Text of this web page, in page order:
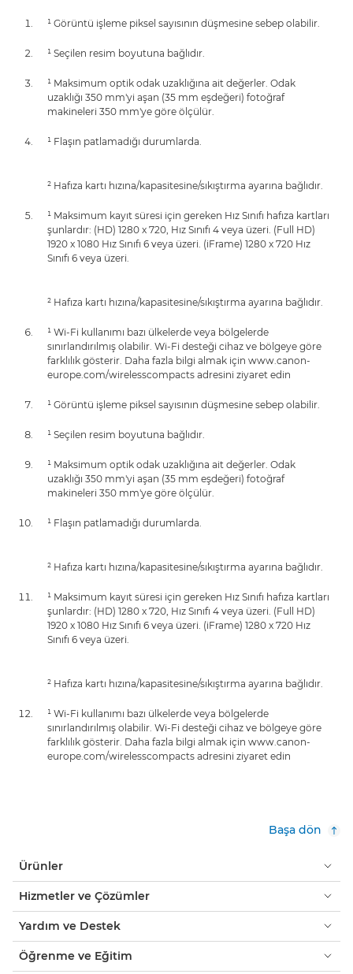
¹ Görüntü işleme piksel sayısının düşmesine sebep olabilir.
¹ Seçilen resim boyutuna bağlıdır.
¹ Maksimum optik odak uzaklığına ait değerler. Odak
uzaklığı 350 mm'yi aşan (35 mm eşdeğeri) fotoğraf
makineleri 350 mm'ye göre ölçülür.
¹ Flaşın patlamadığı durumlarda.
² Hafıza kartı hızına/kapasitesine/sıkıştırma ayarına bağlıdır.
¹ Maksimum kayıt süresi için gereken Hız Sınıfı hafıza kartları
şunlardır: (HD) 1280 x 720, Hız Sınıfı 4 veya üzeri. (Full HD)
1920 x 1080 Hız Sınıfı 6 veya üzeri. (iFrame) 1280 x 720 Hız
Sınıfı 6 veya üzeri.
² Hafıza kartı hızına/kapasitesine/sıkıştırma ayarına bağlıdır.
¹ Wi-Fi kullanımı bazı ülkelerde veya bölgelerde
sınırlandırılmış olabilir. Wi-Fi desteği cihaz ve bölgeye göre
farklılık gösterir. Daha fazla bilgi almak için www.canon-
europe.com/wirelesscompacts adresini ziyaret edin
¹ Görüntü işleme piksel sayısının düşmesine sebep olabilir.
¹ Seçilen resim boyutuna bağlıdır.
¹ Maksimum optik odak uzaklığına ait değerler. Odak
uzaklığı 350 mm'yi aşan (35 mm eşdeğeri) fotoğraf
makineleri 350 mm'ye göre ölçülür.
¹ Flaşın patlamadığı durumlarda.
² Hafıza kartı hızına/kapasitesine/sıkıştırma ayarına bağlıdır.
¹ Maksimum kayıt süresi için gereken Hız Sınıfı hafıza kartları
şunlardır: (HD) 1280 x 720, Hız Sınıfı 4 veya üzeri. (Full HD)
1920 x 1080 Hız Sınıfı 6 veya üzeri. (iFrame) 1280 x 720 Hız
Sınıfı 6 veya üzeri.
² Hafıza kartı hızına/kapasitesine/sıkıştırma ayarına bağlıdır.
¹ Wi-Fi kullanımı bazı ülkelerde veya bölgelerde
sınırlandırılmış olabilir. Wi-Fi desteği cihaz ve bölgeye göre
farklılık gösterir. Daha fazla bilgi almak için www.canon-
europe.com/wirelesscompacts adresini ziyaret edin
Başa dön
Ürünler
Hizmetler ve Çözümler
Yardım ve Destek
Öğrenme ve Eğitim